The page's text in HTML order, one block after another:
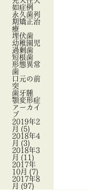
如症例
永久歯列
期矯正治
療
埋伏歯
幼稚園児
過剰歯
短根歯
形態異常
歯
口元の前
突
歯牙腫
顎変形症
アーカイ
ブ
2019年2
月 (5)
2018年4
月 (3)
2018年3
月 (11)
2017年
10月 (7)
2017年8
月 (97)